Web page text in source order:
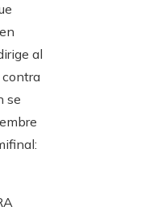
al
contra
se